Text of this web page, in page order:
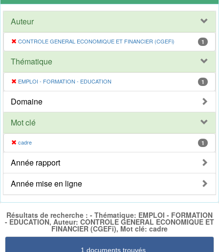
Auteur
CONTROLE GENERAL ECONOMIQUE ET FINANCIER (CGEFi) 1
Thématique
EMPLOI - FORMATION - EDUCATION 1
Domaine
Mot clé
cadre 1
Année rapport
Année mise en ligne
Résultats de recherche : - Thématique: EMPLOI - FORMATION
- EDUCATION, Auteur: CONTROLE GENERAL ECONOMIQUE ET
FINANCIER (CGEFi), Mot clé: cadre
1 documents trouvés